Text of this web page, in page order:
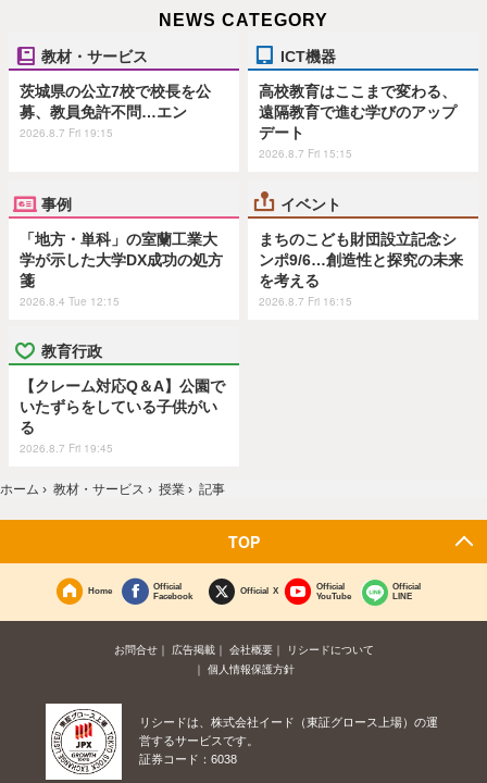
NEWS CATEGORY
教材・サービス
茨城県の公立7校で校長を公
募、教員免許不問…エン
2026.8.7 Fri 19:15
ICT機器
高校教育はここまで変わる、
遠隔教育で進む学びのアップ
デート
2026.8.7 Fri 15:15
事例
「地方・単科」の室蘭工業大
学が示した大学DX成功の処方
箋
2026.8.4 Tue 12:15
イベント
まちのこども財団設立記念シ
ンポ9/6…創造性と探究の未来
を考える
2026.8.7 Fri 16:15
教育行政
【クレーム対応Q＆A】公園で
いたずらをしている子供がい
る
2026.8.7 Fri 19:45
ホーム › 教材・サービス › 授業 › 記事
TOP
Home
Official
Facebook
Official X
Official
YouTube
Official
LINE
お問合せ 広告掲載 会社概要
リシードについて
個人情報保護方針
リシードは、株式会社イード（東証グロース上場）の運
営するサービスです。
証券コード：6038